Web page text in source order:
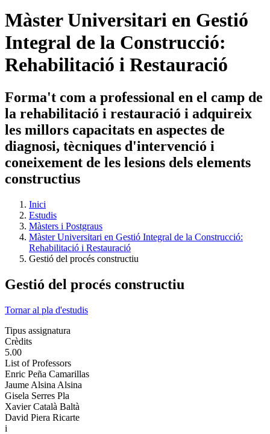
Màster Universitari en Gestió
Integral de la Construcció:
Rehabilitació i Restauració
Forma't com a professional en el camp de
la rehabilitació i restauració i adquireix
les millors capacitats en aspectes de
diagnosi, tècniques d'intervenció i
coneixement de les lesions dels elements
constructius
Inici
Estudis
Màsters i Postgraus
Màster Universitari en Gestió Integral de la Construcció:
Rehabilitació i Restauració
Gestió del procés constructiu
Gestió del procés constructiu
Tornar al pla d'estudis
Tipus assignatura
Crèdits
5.00
List of Professors
Enric Peña Camarillas
Jaume Alsina Alsina
Gisela Serres Pla
Xavier Català Baltà
David Piera Ricarte
i